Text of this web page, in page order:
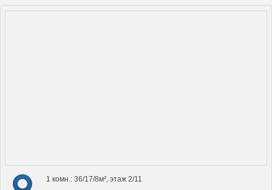
1 комн.: 36/17/8м², этаж 2/11